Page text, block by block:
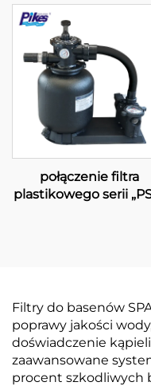
połączenie filtra
plastikowego serii
Filtry do basenów
poprawy jakości
doświadczenie
zaawansowane
procent szkodliwych